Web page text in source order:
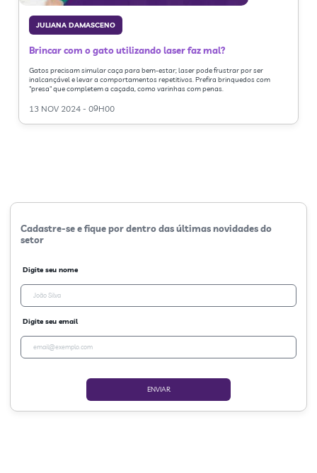
JULIANA DAMASCENO
Brincar com o gato utilizando laser faz mal?
Gatos precisam simular caça para bem-estar; laser pode frustrar por ser
inalcançável e levar a comportamentos repetitivos. Prefira brinquedos com
"presa" que completem a caçada, como varinhas com penas.
13 NOV 2024 - 09H00
Cadastre-se e fique por dentro das últimas novidades do
setor
Digite seu nome
Digite seu email
ENVIAR